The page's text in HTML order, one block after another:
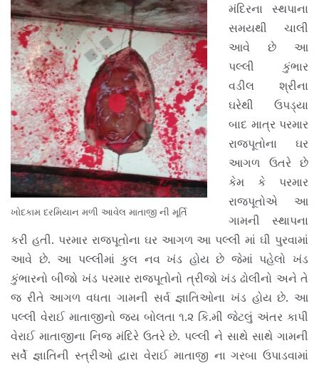
ખોદકામ દરમિયાન મળી આવેલ માતાજી ની મૂર્તિ
મંદિરના સ્થપાના
સમયથી ચાલી
આવે છે આ
પલ્લી કુંભાર
વડીલ શ્રીના
ઘરેથી ઉપડ્યા
બાદ માત્ર પરમાર
રાજપૂતોના ઘર
આગળ ઉતરે છે
કેમ કે પરમાર
રાજપૂતોએ આ
ગામની સ્થાપના
કરી હતી. પરમાર રાજપૂતોના ઘર આગળ આ પલ્લી માં ઘી પુરવામાં
આવે છે. આ પલ્લીમાં કુલ નવ ખંડ હોય છે જેમાં પહેલો ખંડ
કુંભારનો બીજો ખંડ પરમાર રાજપૂતોનો ત્રીજો ખંડ ઢોલીનો અને તે
જ રીતે આગળ વધતા ગામની સર્વ જ્ઞાતિઓના ખંડ હોય છે. આ
પલ્લી વેરાઈ માતાજીનો જય બોલતા ૧.૨ કિ.મી જેટલું અંતર કાપી
વેરાઈ માતાજીના નિજ મંદિરે ઉતરે છે. પલ્લી ને સાથે સાથે ગામની
સર્વે જ્ઞાતિની સ્ત્રીઓ દ્વારા વેરાઈ માતાજી ના ગરબા ઉપાડવામાં